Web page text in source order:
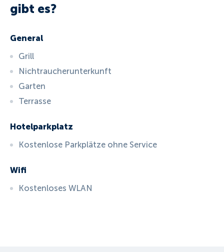
gibt es?
General
Grill
Nichtraucherunterkunft
Garten
Terrasse
Hotelparkplatz
Kostenlose Parkplätze ohne Service
Wifi
Kostenloses WLAN